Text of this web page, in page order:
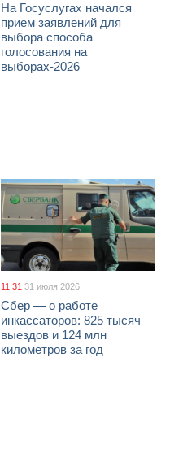
На Госуслугах начался
прием заявлений для
выбора способа
голосования на
выборах-2026
11:31 31 июля 2026
Сбер — о работе
инкассаторов: 825 тысяч
выездов и 124 млн
километров за год